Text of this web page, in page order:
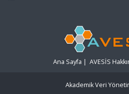
Ana Sayfa | AVESİS
Akademik Veri